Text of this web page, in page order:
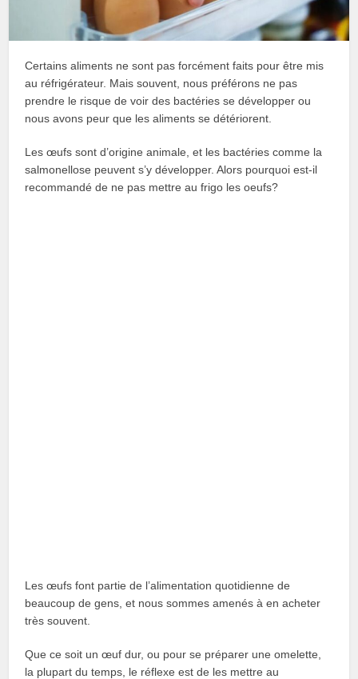
Certains aliments ne sont pas forcément faits pour être mis
au réfrigérateur. Mais souvent, nous préférons ne pas
prendre le risque de voir des bactéries se développer ou
nous avons peur que les aliments se détériorent.
Les œufs sont d’origine animale, et les bactéries comme la
salmonellose peuvent s’y développer. Alors pourquoi est-il
recommandé de ne pas mettre au frigo les oeufs?
Les œufs font partie de l’alimentation quotidienne de
beaucoup de gens, et nous sommes amenés à en acheter
très souvent.
Que ce soit un œuf dur, ou pour se préparer une omelette,
la plupart du temps, le réflexe est de les mettre au